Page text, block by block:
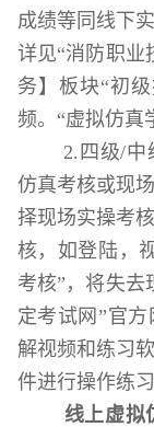
成绩等同线下
详见“消防职业
务】板块“初
频。 “虚拟仿真
2. 四 级/中
仿真考核或现
择现场实操考
核，如登陆，
考核”，将失去
定考试网”官方
解视频和练习
件进行操作练
线上虚拟